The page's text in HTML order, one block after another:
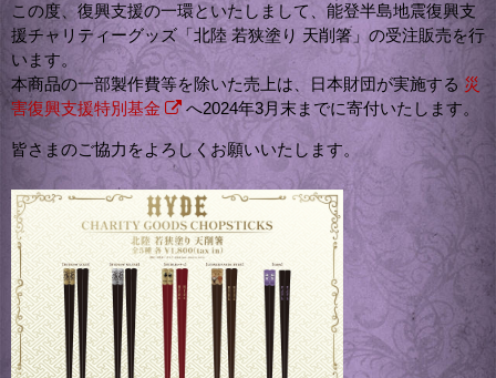
この度、復興支援の一環といたしまして、能登半島地震復興支
援チャリティーグッズ「北陸 若狭塗り 天削箸」の受注販売を行
います。
本商品の一部製作費等を除いた売上は、日本財団が実施する 災
害復興支援特別基金
へ2024年3月末までに寄付いたします。
皆さまのご協力をよろしくお願いいたします。